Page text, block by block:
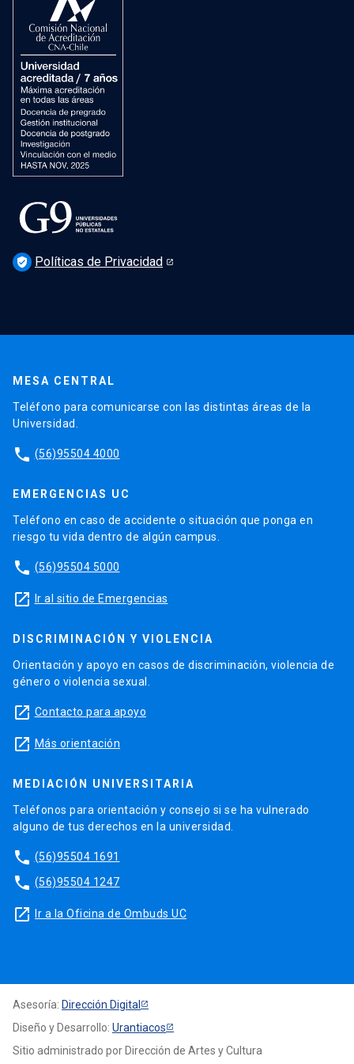
Dirección de Patrimonio Cultural
Dirección de Salud Mental, Comunidad y Bienestar
verified_user Políticas de Privacidad
MESA CENTRAL
Teléfono para comunicarse con las distintas áreas de la
Universidad.
phone (56)95504 4000
EMERGENCIAS UC
Teléfono en caso de accidente o situación que ponga en
riesgo tu vida dentro de algún campus.
phone (56)95504 5000
launch Ir al sitio de Emergencias
DISCRIMINACIÓN Y VIOLENCIA
Orientación y apoyo en casos de discriminación, violencia de
género o violencia sexual.
launch Contacto para apoyo
launch Más orientación
MEDIACIÓN UNIVERSITARIA
Teléfonos para orientación y consejo si se ha vulnerado
alguno de tus derechos en la universidad.
phone (56)95504 1691
phone (56)95504 1247
launch Ir a la Oficina de Ombuds UC
Asesoría: Dirección Digital
Diseño y Desarrollo: Urantiacos
Sitio administrado por Dirección de Artes y Cultura